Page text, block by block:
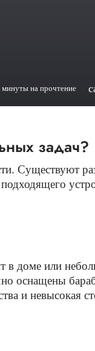
минуты на прочтение
задач?
Существуют
доме или
оснащены
и невысокая